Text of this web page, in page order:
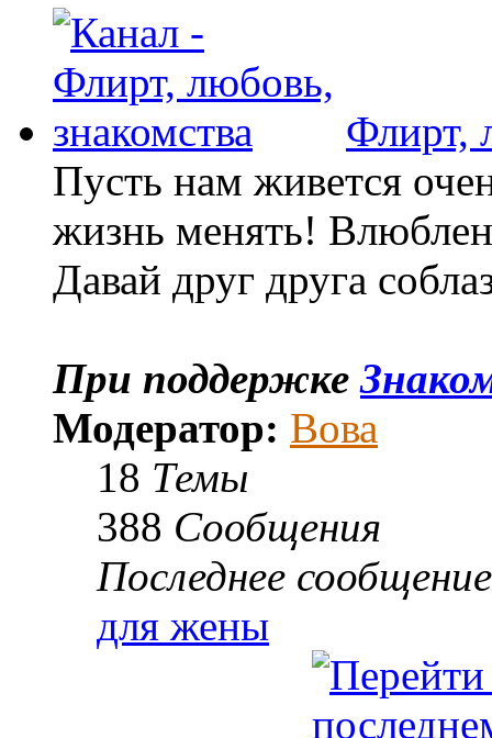
Флирт,
Пусть нам живется
жизнь менять!
Давай друг друга
При поддержке
Модератор: Вова
18 Темы
388 Сообщения
Последнее сообщение
для жены